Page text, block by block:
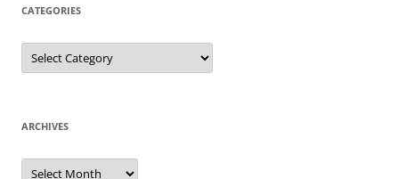
CATEGORIES
Categories
ARCHIVES
Archives